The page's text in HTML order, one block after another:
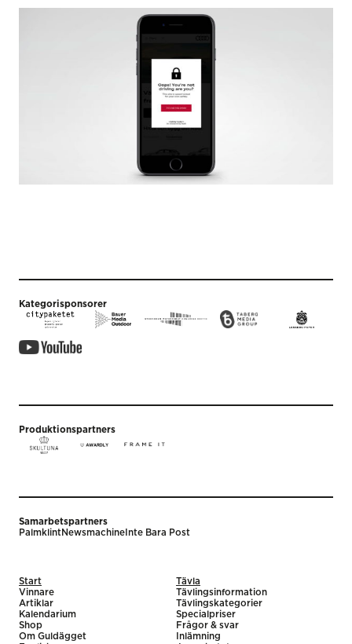
Kategorisponsorer
Produktionspartners
Samarbetspartners
PalmklintNewsmachine Inte Bara Post
Start
Vinnare
Artiklar
Kalendarium
Shop
Om Guldägget
Tävla
Tävlingsinformation
Tävlingskategorier
Specialpriser
Frågor & svar
Inlämning